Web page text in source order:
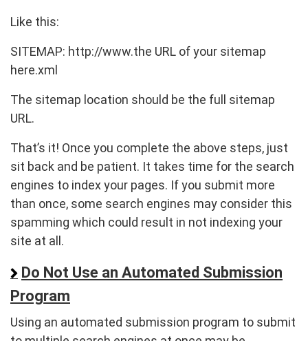
Like this:
SITEMAP: http://www.the URL of your sitemap
here.xml
The sitemap location should be the full sitemap
URL.
That’s it! Once you complete the above steps, just
sit back and be patient. It takes time for the search
engines to index your pages. If you submit more
than once, some search engines may consider this
spamming which could result in not indexing your
site at all.
Do Not Use an Automated Submission
Program
Using an automated submission program to submit